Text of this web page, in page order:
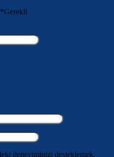
*Gerekli
deneyiminizi desteklemek,